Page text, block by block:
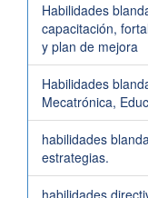
Habilidades
capacitación,
y plan de mejora
Habilidades
Mecatrónica,
habilidades
estrategias.